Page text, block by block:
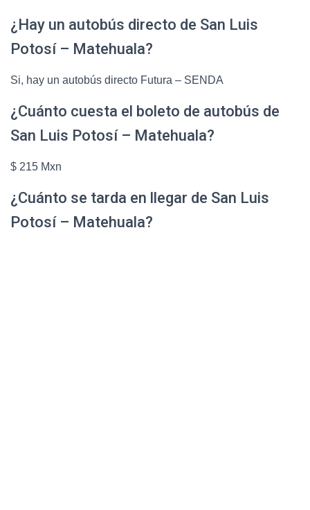
¿Hay un autobús directo de San Luis
Potosí – Matehuala?
Si, hay un autobús directo Futura – SENDA
¿Cuánto cuesta el boleto de autobús de
San Luis Potosí – Matehuala?
$ 215 Mxn
¿Cuánto se tarda en llegar de San Luis
Potosí – Matehuala?